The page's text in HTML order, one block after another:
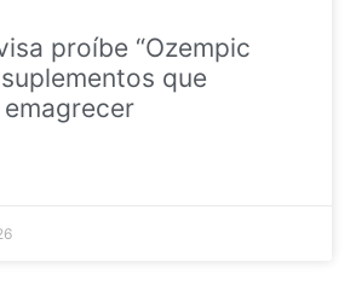
proíbe “Ozempic
que